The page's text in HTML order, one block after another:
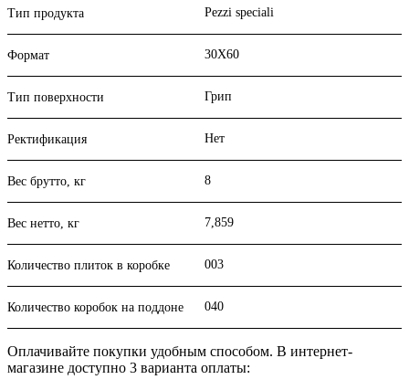
Тип продукта Pezzi speciali
Формат 30X60
Тип поверхности Грип
Ректификация Нет
Вес брутто, кг 8
Вес нетто, кг 7,859
Количество плиток в коробке 003
Количество коробок на поддоне 040
Оплачивайте покупки удобным способом. В интернет-
магазине доступно 3 варианта оплаты: